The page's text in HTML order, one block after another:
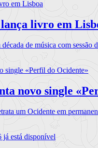
livro em
de música com sessão
novo single
um Ocidente em